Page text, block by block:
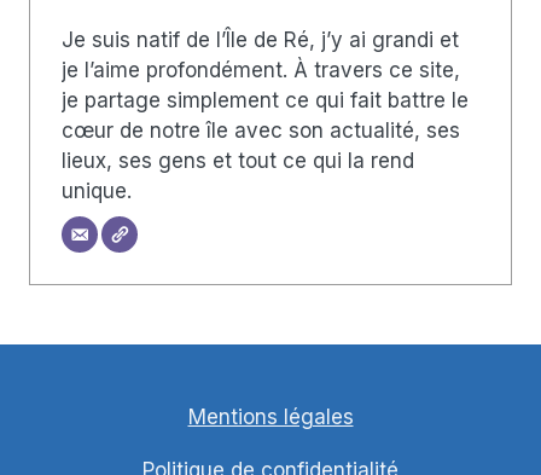
Je suis natif de l’Île de Ré, j’y ai grandi et
je l’aime profondément. À travers ce site,
je partage simplement ce qui fait battre le
cœur de notre île avec son actualité, ses
lieux, ses gens et tout ce qui la rend
unique.
Mentions légales
Politique de confidentialité